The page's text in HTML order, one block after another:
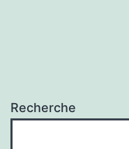
Recherche